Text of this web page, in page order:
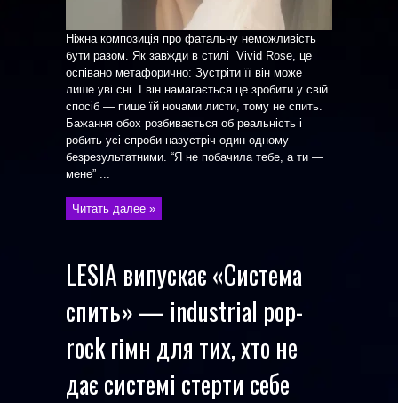
Ніжна композиція про фатальну неможливість
бути разом. Як завжди в стилі Vivid Rose, це
оспівано метафорично: Зустріти її він може
лише уві сні. І він намагається це зробити у свій
спосіб — пише їй ночами листи, тому не спить.
Бажання обох розбивається об реальність і
робить усі спроби назустріч один одному
безрезультатними. “Я не побачила тебе, а ти —
мене” ...
Читать далее »
LESIA випускає «Система
спить» — industrial pop-
rock гімн для тих, хто не
дає системі стерти себе